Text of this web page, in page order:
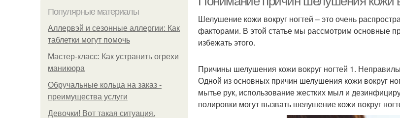
Популярные материалы
Аллервэй и сезонные аллергии: Как
таблетки могут помочь
Мастер-класс: Как устранить огрехи
маникюра
Обручальные кольца на заказ -
преимущества услуги
Девочки! Вот такая ситуация.
Шелушение кожи вокруг ногтей – это очень
факторами. В этой статье мы рассмотрим основные
избежать этого.
Причины шелушения кожи вокруг ногтей 1.
Одной из основных причин шелушения кожи вокруг
мытье рук, использование жестких мыл и
полировки могут вызвать шелушение кожи вокруг